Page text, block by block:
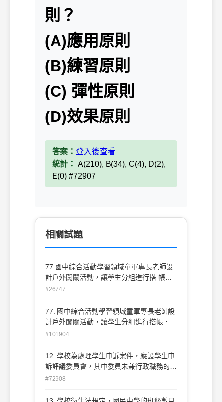
則？
(A)應用原則
(B)練習原則
(C) 彈性原則
(D)效果原則
答案： 登入後查看
統計： A(210), B(34), C(4), D(2),
E(0) #72907
相關試題
77.國中綜合活動學習領域童軍專長老師設
計戶外闖關活動，讓學生分組進行搭 帳、
結繩、野炊、辨識方位等活動。這是下列哪
原則 (C) 彈性原則 (D)效果原則
#26747
77. 國中綜合活動學習領域童軍專長老師設
計戶外闖關活動，讓學生分組進行搭帳、結
繩、野炊、辨識方位等活動。這是下列哪一
則 (C) 彈性原則 (D)效果原則
#101904
12. 學校為處理學生申訴案件，應設學生申
訴評議委員會，其中委員未兼行政職務的教
師代表，不得少於委員總額的幾分之幾？
二分之一。 98中區六縣市
#72908